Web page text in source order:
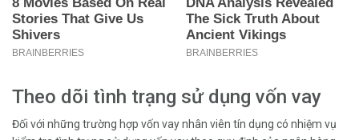
Theo dõi tình trạng sử dụng vốn vay
Đối với những trường hợp vốn vay nhân viên tín dụng có nhiệm vụ